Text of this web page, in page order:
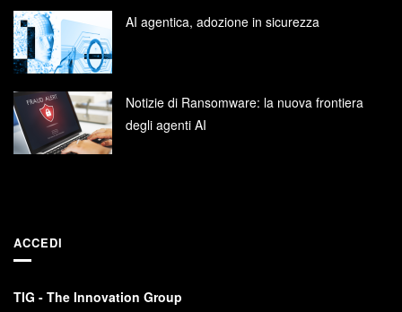
AI agentica, adozione in sicurezza
Notizie di Ransomware: la nuova frontiera
degli agenti AI
ACCEDI
TIG - The Innovation Group